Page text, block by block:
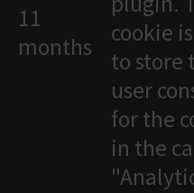
11
months
cookie
to store
user
for the
in the